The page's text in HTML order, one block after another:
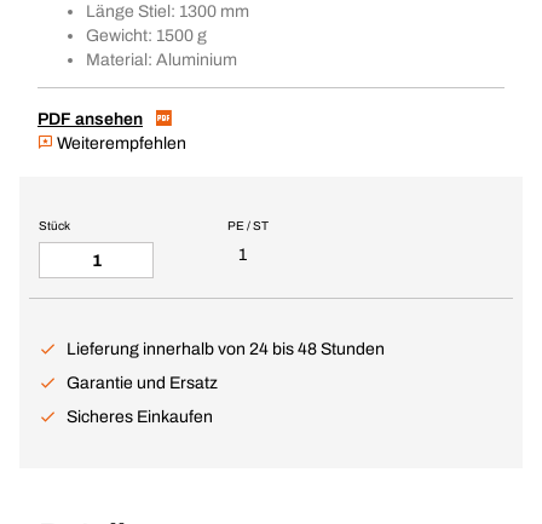
Länge Stiel: 1300 mm
Gewicht: 1500 g
Material: Aluminium
PDF ansehen
Weiterempfehlen
PE / ST
1
Stück
Lieferung innerhalb von 24 bis 48 Stunden
Garantie und Ersatz
Sicheres Einkaufen